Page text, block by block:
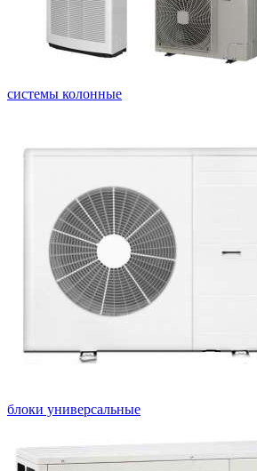
системы колонные
блоки универсальные